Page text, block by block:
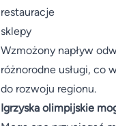
restauracje
sklepy
Wzmożony napływ
różnorodne usługi, co
do rozwoju regionu.
Igrzyska olimpijskie